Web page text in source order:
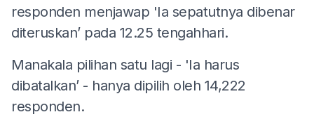
responden menjawap 'Ia sepatutnya dibenar
diteruskan’ pada 12.25 tengahhari.
Manakala pilihan satu lagi - 'Ia harus
dibatalkan’ - hanya dipilih oleh 14,222
responden.